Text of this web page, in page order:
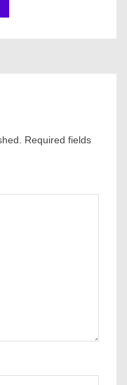
Required fields